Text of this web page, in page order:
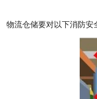
物流仓储要对以下消防